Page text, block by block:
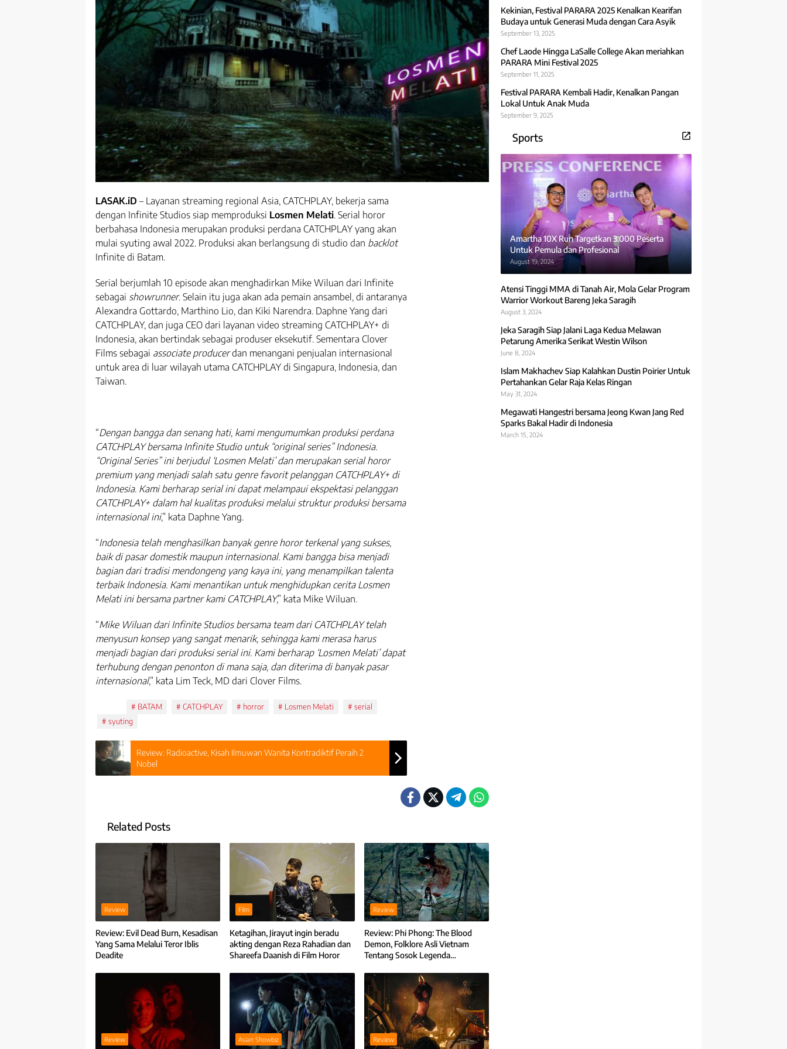
LASAK.iD – Layanan streaming regional Asia, CATCHPLAY, bekerja sama
dengan Infinite Studios siap memproduksi Losmen Melati. Serial horor
berbahasa Indonesia merupakan produksi perdana CATCHPLAY yang akan
mulai syuting awal 2022. Produksi akan berlangsung di studio dan backlot
Infinite di Batam.
Serial berjumlah 10 episode akan menghadirkan Mike Wiluan dari Infinite
sebagai showrunner. Selain itu juga akan ada pemain ansambel, di antaranya
Alexandra Gottardo, Marthino Lio, dan Kiki Narendra. Daphne Yang dari
CATCHPLAY, dan juga CEO dari layanan video streaming CATCHPLAY+ di
Indonesia, akan bertindak sebagai produser eksekutif. Sementara Clover
Films sebagai associate producerdan menangani penjualan internasional
untuk area di luar wilayah utama CATCHPLAY di Singapura, Indonesia, dan
Taiwan.
“Dengan bangga dan senang hati, kami mengumumkan produksi perdana
CATCHPLAY bersama Infinite Studio untuk “original series” Indonesia.
“Original Series” ini berjudul ‘Losmen Melati’ dan merupakan serial horor
premium yang menjadi salah satu genre favorit pelanggan CATCHPLAY+ di
Indonesia. Kami berharap serial ini dapat melampaui ekspektasi pelanggan
CATCHPLAY+ dalam hal kualitas produksi melalui struktur produksi bersama
internasional ini,” kata Daphne Yang.
“Indonesia telah menghasilkan banyak genre horor terkenal yang sukses,
baik di pasar domestik maupun internasional. Kami bangga bisa menjadi
bagian dari tradisi mendongeng yang kaya ini, yang menampilkan talenta
terbaik Indonesia. Kami menantikan untuk menghidupkan cerita Losmen
Melati ini bersama partner kami CATCHPLAY,” kata Mike Wiluan.
“Mike Wiluan dari Infinite Studios bersama team dari CATCHPLAY telah
menyusun konsep yang sangat menarik, sehingga kami merasa harus
menjadi bagian dari produksi serial ini. Kami berharap ‘Losmen Melati’ dapat
terhubung dengan penonton di mana saja, dan diterima di banyak pasar
internasional,” kata Lim Teck, MD dari Clover Films.
BATAM CATCHPLAY horror Losmen Melati
serial
syuting
Review: Radioactive, Kisah Ilmuwan Wanita Kontradiktif Peraih 2
Nobel
Related Posts
Review
Review: Evil Dead Burn, Kesadisan
Yang Sama Melalui Teror Iblis
Deadite
Film
Ketagihan, Jirayut ingin beradu
akting dengan Reza Rahadian dan
Shareefa Daanish di Film Horor
Review
Review: Phi Phong: The Blood
Demon, Folklore Asli Vietnam
Tentang Sosok Legenda
Review Asian Showbiz Review
Kekinian, Festival PARARA 2025 Kenalkan Kearifan
Budaya untuk Generasi Muda dengan Cara Asyik
September 13, 2025
Chef Laode Hingga LaSalle College Akan meriahkan
PARARA Mini Festival 2025
September 11, 2025
Festival PARARA Kembali Hadir, Kenalkan Pangan
Lokal Untuk Anak Muda
September 9, 2025
Sports
Amartha 10X Run Targetkan 3.000 Peserta
Untuk Pemula dan Profesional
August 19, 2024
Atensi Tinggi MMA di Tanah Air, Mola Gelar Program
Warrior Workout Bareng Jeka Saragih
August 3, 2024
Jeka Saragih Siap Jalani Laga Kedua Melawan
Petarung Amerika Serikat Westin Wilson
June 8, 2024
Islam Makhachev Siap Kalahkan Dustin Poirier Untuk
Pertahankan Gelar Raja Kelas Ringan
May 31, 2024
Megawati Hangestri bersama Jeong Kwan Jang Red
Sparks Bakal Hadir di Indonesia
March 15, 2024